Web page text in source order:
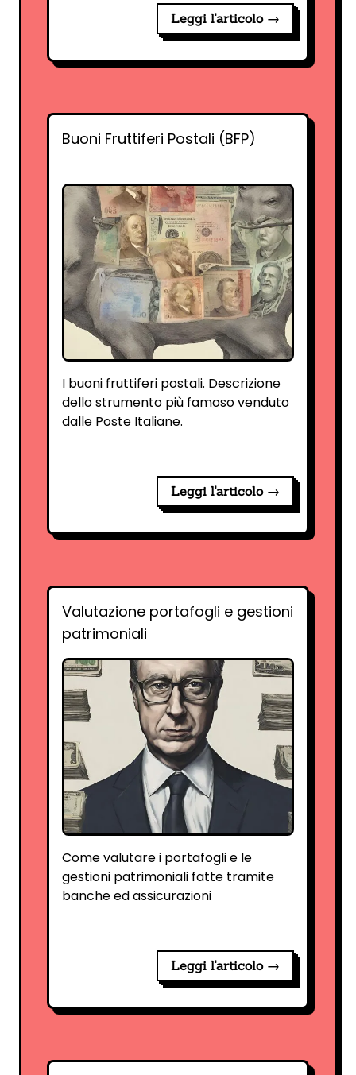
Leggi l'articolo →
Buoni Fruttiferi Postali (BFP)
I buoni fruttiferi postali. Descrizione
dello strumento più famoso venduto
dalle Poste Italiane.
Leggi l'articolo →
Valutazione portafogli e gestioni
patrimoniali
Come valutare i portafogli e le
gestioni patrimoniali fatte tramite
banche ed assicurazioni
Leggi l'articolo →